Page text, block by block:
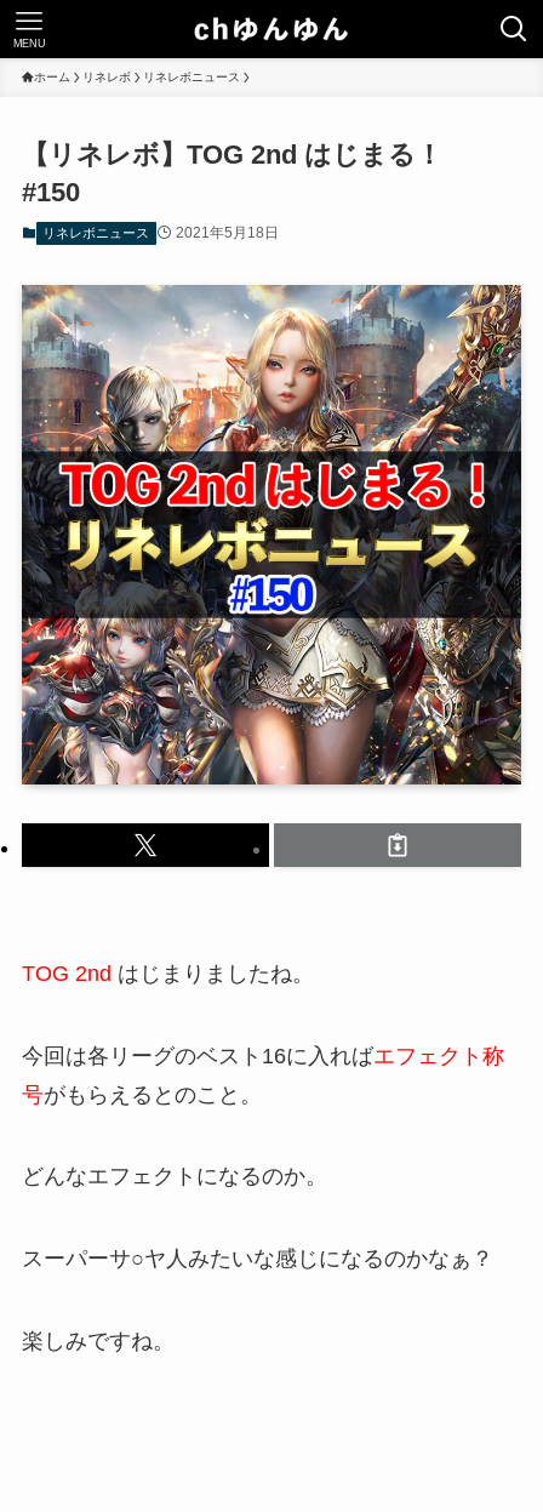
MENU
ホーム リネレボ リネレボニュース
【リネレボ】TOG 2nd はじまる！
#150
リネレボニュース 2021年5月18日
TOG 2nd はじまりましたね。
今回は各リーグのベスト16に入ればエフェクト称
号がもらえるとのこと。
どんなエフェクトになるのか。
スーパーサ○ヤ人みたいな感じになるのかなぁ？
楽しみですね。